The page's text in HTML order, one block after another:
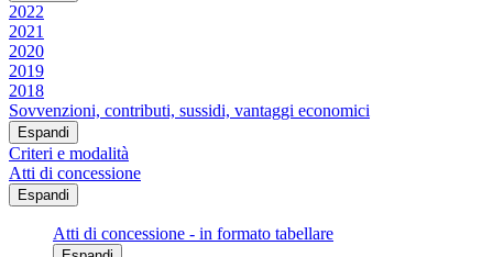
2022
2021
2020
2019
2018
Sovvenzioni, contributi, sussidi, vantaggi economici
Espandi
Criteri e modalità
Atti di concessione
Espandi
Atti di concessione - in formato tabellare